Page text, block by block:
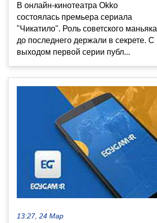
В онлайн-кинотеатра Okko
состоялась премьера сериала
"Чикатило". Роль советского маньяка
до последнего держали в секрете. С
выходом первой серии публ...
13:27, 24 Мар